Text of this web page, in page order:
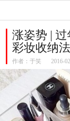
涨姿势 |
彩妆收纳
作者： 于笑 2016-